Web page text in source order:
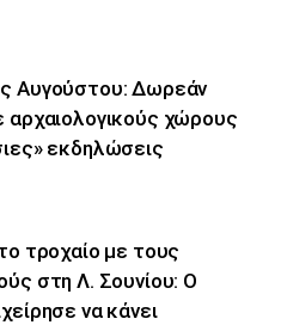
Αυγούστου: Δωρεάν
αρχαιολογικούς χώρους
εκδηλώσεις
τροχαίο με τους
στη Λ. Σουνίου: Ο
να κάνει